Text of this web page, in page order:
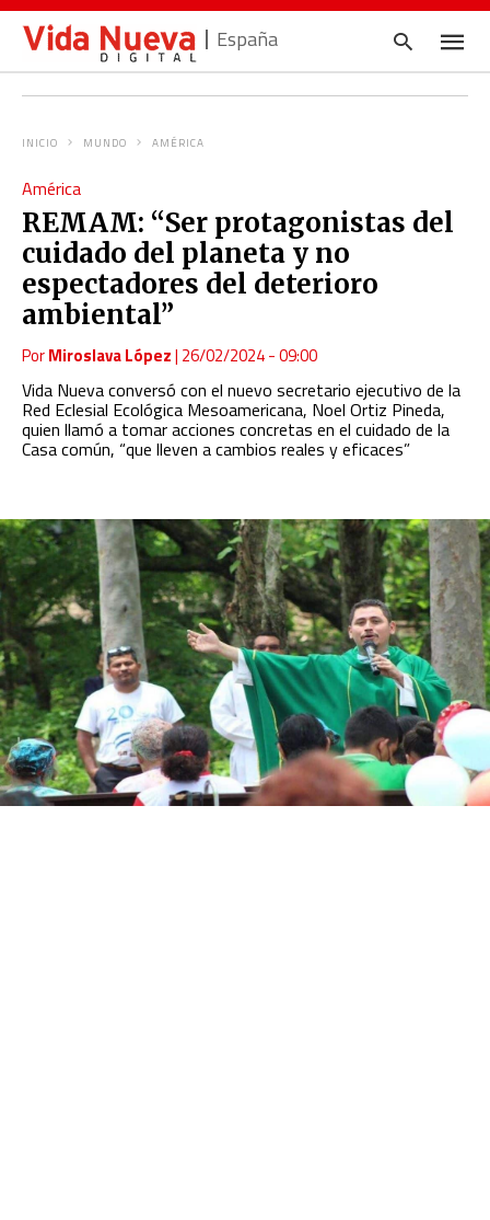
España
y
INICIO MUNDO AMÉRICA
América
REMAM: “Ser protagonistas del
cuidado del planeta y no
espectadores del deterioro
ambiental”
PorMiroslava López| 26/02/2024 - 09:00
Vida Nueva conversó con el nuevo secretario ejecutivo de la
Red Eclesial Ecológica Mesoamericana, Noel Ortiz Pineda,
quien llamó a tomar acciones concretas en el cuidado de la
Casa común, “que lleven a cambios reales y eficaces”